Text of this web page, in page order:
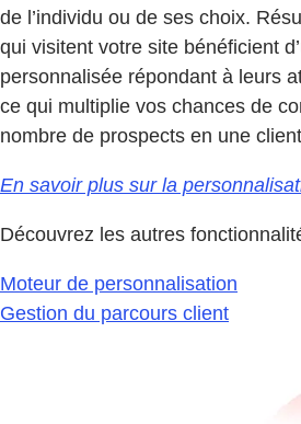
de l’individu ou de ses choix.
qui visitent votre site bénéficient
personnalisée répondant à leurs
ce qui multiplie vos chances de
nombre de prospects en une
En savoir plus sur la
Découvrez les autres
Moteur de personnalisation
Gestion du parcours client